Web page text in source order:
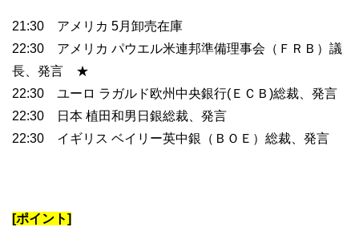
21:30 アメリカ 5月卸売在庫
22:30 アメリカ パウエル米連邦準備理事会（ＦＲＢ）議
長、発言 ★
22:30 ユーロ ラガルド欧州中央銀行(ＥＣＢ)総裁、発言
22:30 日本 植田和男日銀総裁、発言
22:30 イギリス ベイリー英中銀（ＢＯＥ）総裁、発言
[ポイント]